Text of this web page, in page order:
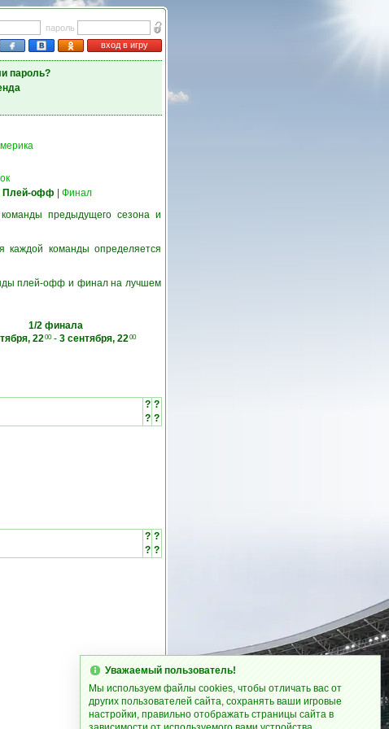
пароль
вход в игру
пароль?
Плей-офф
Финал
предыдущего сезона и
команды определяется
плей-офф и финал на лучшем
1/2 финала
2200- 3 сентября, 2200
? ?
? ?
? ?
? ?
Уважаемый пользователь!
Мы используем файлы cookies, чтобы отличать вас от
других пользователей сайта, сохранять ваши игровые
настройки, правильно отображать страницы сайта в